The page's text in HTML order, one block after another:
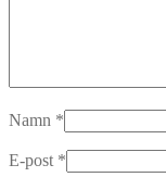
Namn *
E-post *